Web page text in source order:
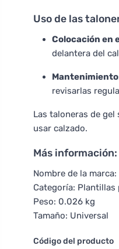
Uso de las
Colocación en
delantera del
Mantenimiento
revisarlas
Las taloneras de
usar calzado.
Más información:
Nombre de la marca:
Categoría: Plantillas
Peso: 0.026 kg
Tamaño: Universal
Código del producto